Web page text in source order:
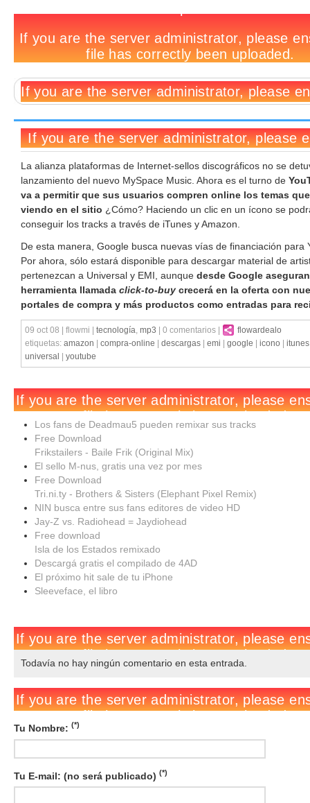
música
YouTube
La alianza plataformas de Internet-sellos discográficos no se
lanzamiento del nuevo MySpace Music. Ahora es el turno de
va a permitir que sus usuarios compren online los temas
viendo en el sitio ¿Cómo? Haciendo un clic en un ícono se
conseguir los tracks a través de iTunes y Amazon.
De esta manera, Google busca nuevas vías de financiación para
Por ahora, sólo estará disponible para descargar material de
pertenezcan a Universal y EMI, aunque desde Google
herramienta llamada click-to-buy crecerá en la oferta con
portales de compra y más productos como entradas para
09 oct 08 | flowmi | tecnología, mp3 | 0 comentarios |
flowardealo
etiquetas: amazon compra-online descargas emi google icono itunes
universal
youtube
relacionadas:
Los fans de Deadmau5 pueden remixar sus tracks
Free Download
Frikstailers - Baile Frik (Original Mix)
El sello M-nus, gratis una vez por mes
Free Download
Tri.ni.ty - Brothers & Sisters (Elephant Pixel Remix)
NIN busca entre sus fans editores de video HD
Jay-Z vs. Radiohead = Jaydiohead
Free download
Isla de los Estados remixado
Descargá gratis el compilado de 4AD
El próximo hit sale de tu iPhone
Sleeveface, el libro
hay
Todavía no hay ningún comentario en esta entrada.
Tu Nombre: (*)
Tu E-mail: (no será publicado) (*)